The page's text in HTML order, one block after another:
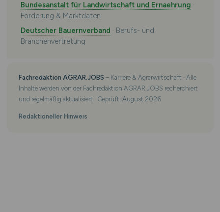
Bundesanstalt für Landwirtschaft und Ernaehrung ·
Förderung & Marktdaten
Deutscher Bauernverband · Berufs- und
Branchenvertretung
Fachredaktion AGRAR.JOBS – Karriere & Agrarwirtschaft · Alle
Inhalte werden von der Fachredaktion AGRAR.JOBS recherchiert
und regelmäßig aktualisiert · Geprüft: August 2026
Redaktioneller Hinweis